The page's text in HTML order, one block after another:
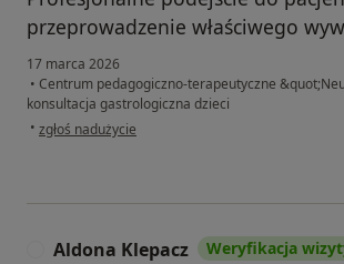
przeprowadzenie właściwego
17 marca 2026
• Centrum pedagogiczno-terapeutyczne
konsultacja gastrologiczna dzieci
• w opinii użytkownika Monika
zgłoś nadużycie
Aldona Klepacz Weryfikacja